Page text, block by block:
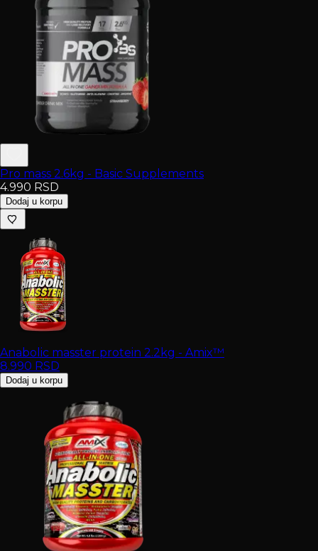
Pro mass 2.6kg - Basic Supplements
4.990 RSD
Dodaj u korpu
Anabolic masster protein 2.2kg - Amix™
8.990 RSD
Dodaj u korpu